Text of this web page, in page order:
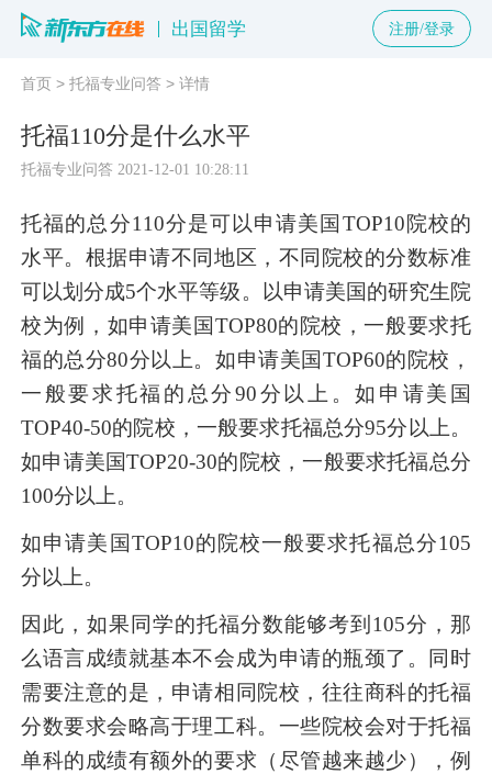
出国留学 注册/登录
首页 >托福专业问答 >详情
托福110分是什么水平
托福专业问答 2021-12-01 10:28:11
托福的总分110分是可以申请美国TOP10院校的
水平。根据申请不同地区，不同院校的分数标准
可以划分成5个水平等级。以申请美国的研究生院
校为例，如申请美国TOP80的院校，一般要求托
福的总分80分以上。如申请美国TOP60的院校，
一般要求托福的总分90分以上。如申请美国
TOP40-50的院校，一般要求托福总分95分以上。
如申请美国TOP20-30的院校，一般要求托福总分
100分以上。
如申请美国TOP10的院校一般要求托福总分105
分以上。
因此，如果同学的托福分数能够考到105分，那
么语言成绩就基本不会成为申请的瓶颈了。同时
需要注意的是，申请相同院校，往往商科的托福
分数要求会略高于理工科。一些院校会对于托福
单科的成绩有额外的要求（尽管越来越少），例